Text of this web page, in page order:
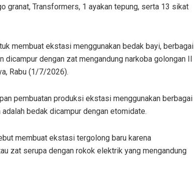
granat, Transformers, 1 ayakan tepung, serta 13 sikat
membuat ekstasi menggunakan bedak bayi, berbagai
dicampur dengan zat mengandung narkoba golongan II
Rabu (1/7/2026).
pembuatan produksi ekstasi menggunakan berbagai
adalah bedak dicampur dengan etomidate.
membuat ekstasi tergolong baru karena
zat serupa dengan rokok elektrik yang mengandung